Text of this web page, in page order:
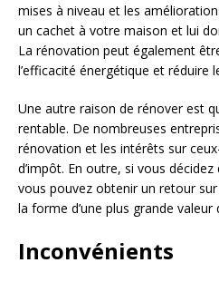
mises à niveau et les
un cachet à votre maison et lui
La rénovation peut également
l’efficacité énergétique et réduire
Une autre raison de rénover est
rentable. De nombreuses
rénovation et les intérêts sur
d’impôt. En outre, si vous
vous pouvez obtenir un retour
la forme d’une plus grande valeur
Inconvénients